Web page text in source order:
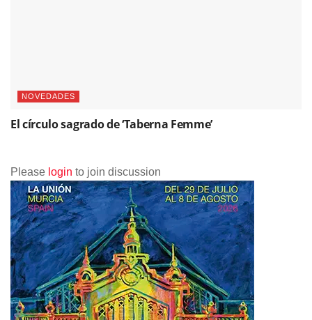
NOVEDADES
El círculo sagrado de ‘Taberna Femme’
Please login to join discussion